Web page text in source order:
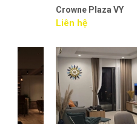
Crowne Plaza VY